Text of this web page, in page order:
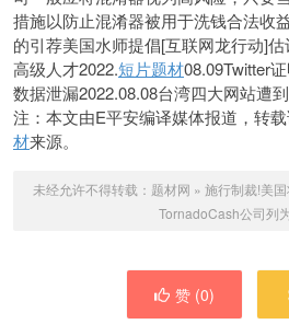
措施以防止混淆器被用于洗钱合法收
的引荐美国水师提倡[互联网龙行动]
高级人才2022.短片题材08.09Twitter
数据泄漏2022.08.08台湾四大网站遭
注：本文由E平安编译媒体报道，转
材来源。
未经允许不得转载： 题材网 » 施行制裁!美
TornadoCash公司列
赞 (0)